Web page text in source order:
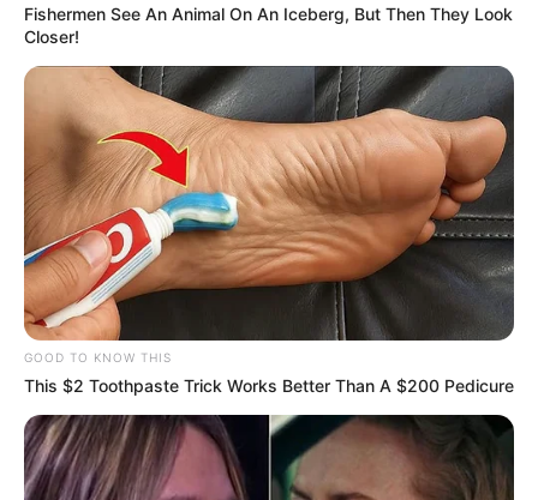
Fishermen See An Animal On An Iceberg, But Then They Look
Closer!
GOOD TO KNOW THIS
This $2 Toothpaste Trick Works Better Than A $200 Pedicure